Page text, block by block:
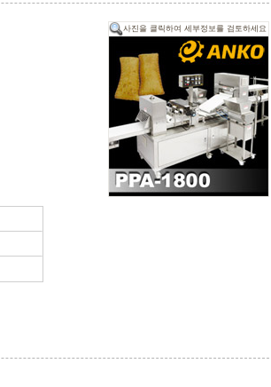
사진을 클릭하여 세부정보를 검토하세요